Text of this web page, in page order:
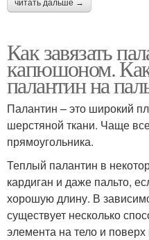
читать дальше →
Как завязать
капюшоном. Как
палантин на
Палантин – это широкий
шерстяной ткани. Чаще
прямоугольника.
Теплый палантин в
кардиган и даже пальто,
хорошую длину. В
существует несколько
элемента на тело и